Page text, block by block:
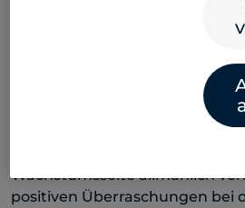
stehen an drei Fronten am
Wachstum und Inflation.Das
lautet, dass die Inflation in
Wachstumsseite allmählich
positiven Überraschungen bei